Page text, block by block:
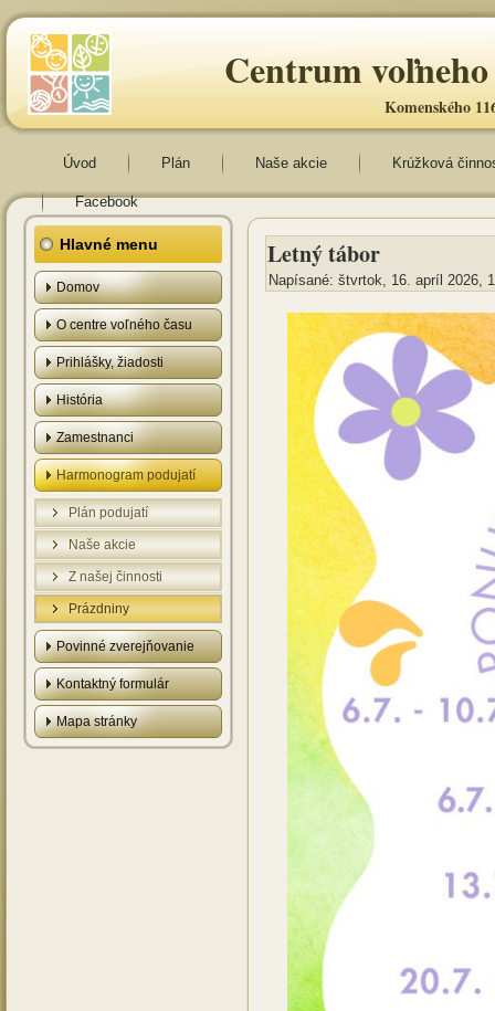
Centrum voľneho
Komenského
Úvod Plán Naše akcie Krúžková
Facebook
Hlavné menu
Domov
O centre voľného času
Prihlášky, žiadosti
História
Zamestnanci
Harmonogram podujatí
Plán podujatí
Naše akcie
Z našej činnosti
Prázdniny
Povinné zverejňovanie
Kontaktný formulár
Mapa stránky
Letný tábor
Napísané: štvrtok, 16. apríl 2026,